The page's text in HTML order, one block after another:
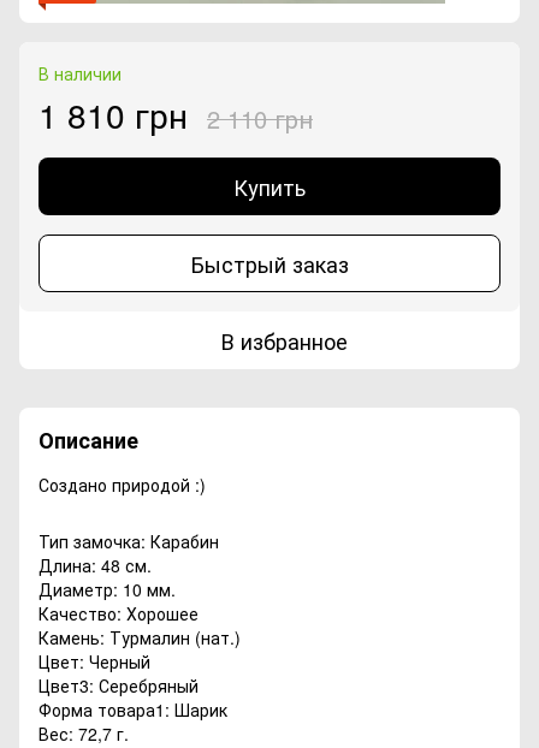
В наличии
1 810 грн 2 110 грн
Купить
Быстрый заказ
В избранное
Описание
Создано природой :)
Тип замочка: Карабин
Длина: 48 см.
Диаметр: 10 мм.
Качество: Хорошее
Камень: Турмалин (нат.)
Цвет: Черный
Цвет3: Серебряный
Форма товара1: Шарик
Вес: 72,7 г.